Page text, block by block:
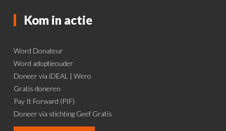
Kom in actie
Word Donateur
Word adoptieouder
Doneer via iDEAL | Wero
Gratis doneren
Pay It Forward (PIF)
Doneer via stichting Geef Gratis